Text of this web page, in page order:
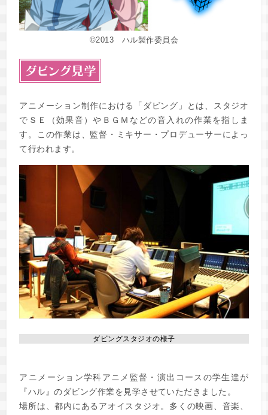
©2013 ハル製作委員会
アニメーション制作における「ダビング」とは、スタジオ
でＳＥ（効果音）やＢＧＭなどの音入れの作業を指しま
す。この作業は、監督・ミキサー・プロデューサーによっ
て行われます。
ダビングスタジオの様子
アニメーション学科アニメ監督・演出コースの学生達が
『ハル』のダビング作業を見学させていただきました。
場所は、都内にあるアオイスタジオ。多くの映画、音楽、